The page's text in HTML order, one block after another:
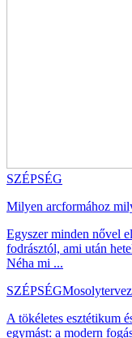
SZÉPSÉG
Milyen arcformához
Egyszer minden nővel
fodrásztól, ami után
Néha mi ...
SZÉPSÉG
A tökéletes esztétikum
egymást: a modern